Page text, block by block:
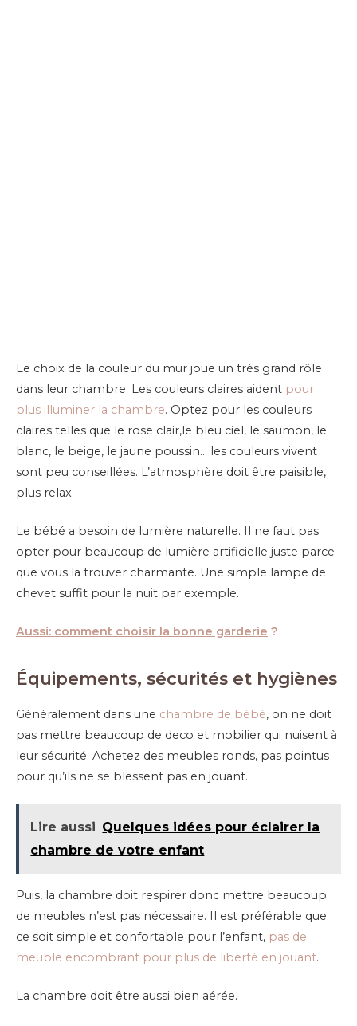
Le choix de la couleur du mur joue un très grand rôle
dans leur chambre. Les couleurs claires aident pour
plus illuminer la chambre. Optez pour les couleurs
claires telles que le rose clair,le bleu ciel, le saumon, le
blanc, le beige, le jaune poussin… les couleurs vivent
sont peu conseillées. L’atmosphère doit être paisible,
plus relax.
Le bébé a besoin de lumière naturelle. Il ne faut pas
opter pour beaucoup de lumière artificielle juste parce
que vous la trouver charmante. Une simple lampe de
chevet suffit pour la nuit par exemple.
Aussi: comment choisir la bonne garderie ?
Équipements, sécurités et hygiènes
Généralement dans une chambre de bébé, on ne doit
pas mettre beaucoup de deco et mobilier qui nuisent à
leur sécurité. Achetez des meubles ronds, pas pointus
pour qu’ils ne se blessent pas en jouant.
Lire aussi Quelques idées pour éclairer la
chambre de votre enfant
Puis, la chambre doit respirer donc mettre beaucoup
de meubles n’est pas nécessaire. Il est préférable que
ce soit simple et confortable pour l’enfant, pas de
meuble encombrant pour plus de liberté en jouant.
La chambre doit être aussi bien aérée.